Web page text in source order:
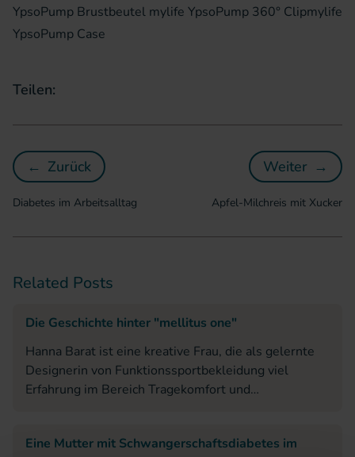
YpsoPump Brustbeutel mylife YpsoPump 360° Clipmylife
YpsoPump Case
Teilen:
← Zurück
Diabetes im Arbeitsalltag
Diabetes im Arbeitsalltag
WeiterApfel-
→
Apfel-Milchreis mit Xucker
Related Posts
Die Geschichte hinter "mellitus one"
Hanna Barat ist eine kreative Frau, die als gelernte
Designerin von Funktionssportbekleidung viel
Erfahrung im Bereich Tragekomfort und
Prototypen einer Insulinpumpentragetasche, der
Eine Mutter mit Schwangerschaftsdiabetes im